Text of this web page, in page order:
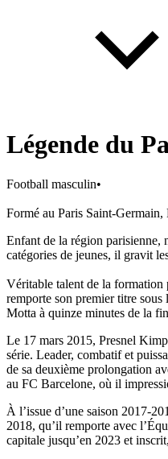
Légende du
Football masculin•
Formé au Paris Saint-Germain,
Enfant de la région parisienne,
catégories de jeunes, il gravit
Véritable talent de la formation
remporte son premier titre sous
Motta à quinze minutes de la
Le 17 mars 2015, Presnel
série. Leader, combatif et
de sa deuxième prolongation
au FC Barcelone, où il
À l’issue d’une saison 2017-
2018, qu’il remporte avec
capitale jusqu’en 2023 et